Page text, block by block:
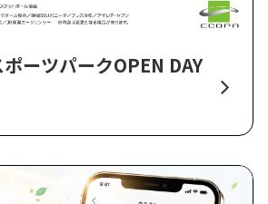
ーツパークOPEN DAY